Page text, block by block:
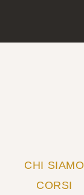
CHI SIAMO
CORSI